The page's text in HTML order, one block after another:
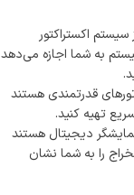
اکستراکتور
به شما اجازه می‌دهد
قدرتمندی هستند
تهیه کنید.
دیجیتال هستند
را به شما نشان